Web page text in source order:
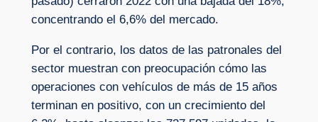
concentrando el 6,6% del mercado.
Por el contrario, los datos de las patronales del
sector muestran con preocupación cómo las
operaciones con vehículos de más de 15 años
terminan en positivo, con un crecimiento del